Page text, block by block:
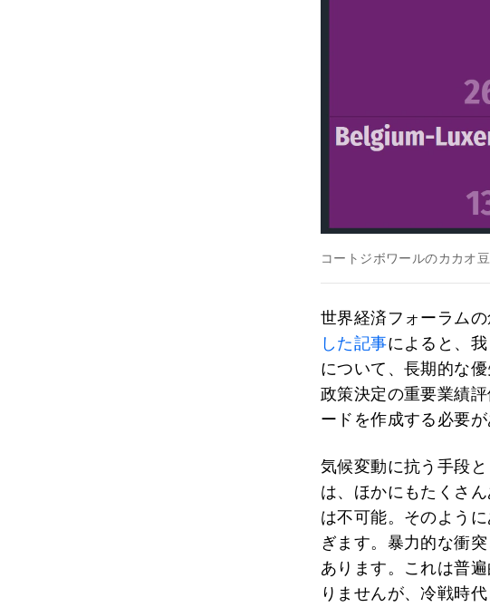
コートジボワールのカカオ
世界経済フォーラム
した記事によると、
について、長期的な
政策決定の重要業績
ードを作成する必要が
気候変動に抗う手段
は、ほかにもたくさ
は不可能。そのよう
ぎます。暴力的な衝
あります。これは普
りませんが、冷戦時